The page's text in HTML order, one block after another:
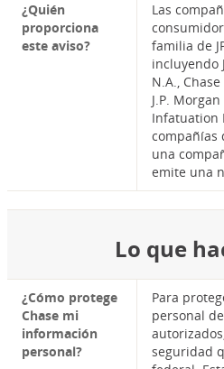
¿Quién
proporciona
este aviso?
Las
familia de
incluyendo
N.A.,
J.P.
Infatuation
compañías
una
emite una
Lo que
¿Cómo protege
Chase mi
información
personal?
Para
personal
seguridad